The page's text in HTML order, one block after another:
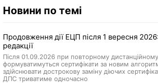
Новини по темі
Продовження дії ЕЦП після 1 вересня
редакції
Після 01.09.2026 при повторному
формуватимуться сертифікати за новим
здійснювати дострокову заміну діючих
ДПС триватиме одночасно